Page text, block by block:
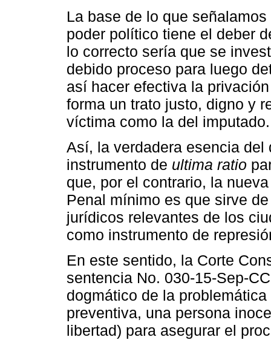
La base de lo que
poder político tiene el deber
lo correcto sería que se
debido proceso para luego
así hacer efectiva la
forma un trato justo, digno y
víctima como la del imputado.
Así, la verdadera esencia
instrumento de ultima ratio
que, por el contrario, la
Penal mínimo es que sirve
jurídicos relevantes de los
como instrumento de
En este sentido, la Corte
sentencia No. 030-15-Sep-
dogmático de la
preventiva, una persona
libertad) para asegurar el